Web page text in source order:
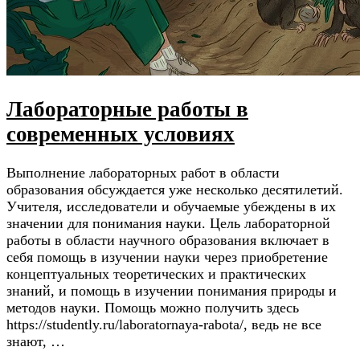
Лабораторные работы в
современных условиях
Выполнение лабораторных работ в области
образования обсуждается уже несколько десятилетий.
Учителя, исследователи и обучаемые убеждены в их
значении для понимания науки. Цель лабораторной
работы в области научного образования включает в
себя помощь в изучении науки через приобретение
концептуальных теоретических и практических
знаний, и помощь в изучении понимания природы и
методов науки. Помощь можно получить здесь
https://studently.ru/laboratornaya-rabota/, ведь не все
знают, …